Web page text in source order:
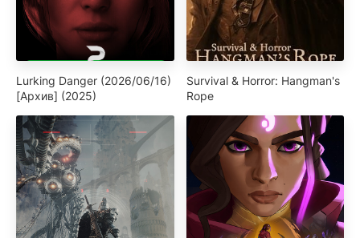
Lurking Danger (2026/06/16)
[Архив] (2025)
Survival & Horror: Hangman's
Rope